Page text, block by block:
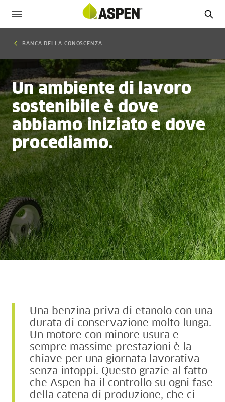
BANCA DELLA CONOSCENZA
Un ambiente di lavoro
sostenibile è dove
abbiamo iniziato e dove
procediamo.
Una benzina priva di etanolo con una
durata di conservazione molto lunga.
Un motore con minore usura e
sempre massime prestazioni è la
chiave per una giornata lavorativa
senza intoppi. Questo grazie al fatto
che Aspen ha il controllo su ogni fase
della catena di produzione, che ci